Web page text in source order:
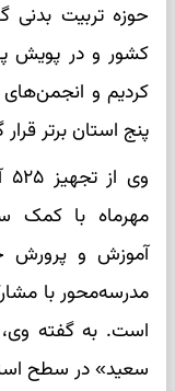
حوزه تربیت بدنی
کشور و در پویش
کردیم و
پنج استان برتر قرار
مهرماه با کمک
سعید» در سطح